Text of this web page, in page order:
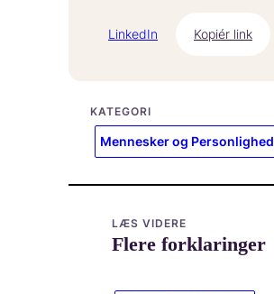
LinkedIn Kopiér link
KATEGORI
Mennesker og Personlighed
LÆS VIDERE
Flere forklaringer